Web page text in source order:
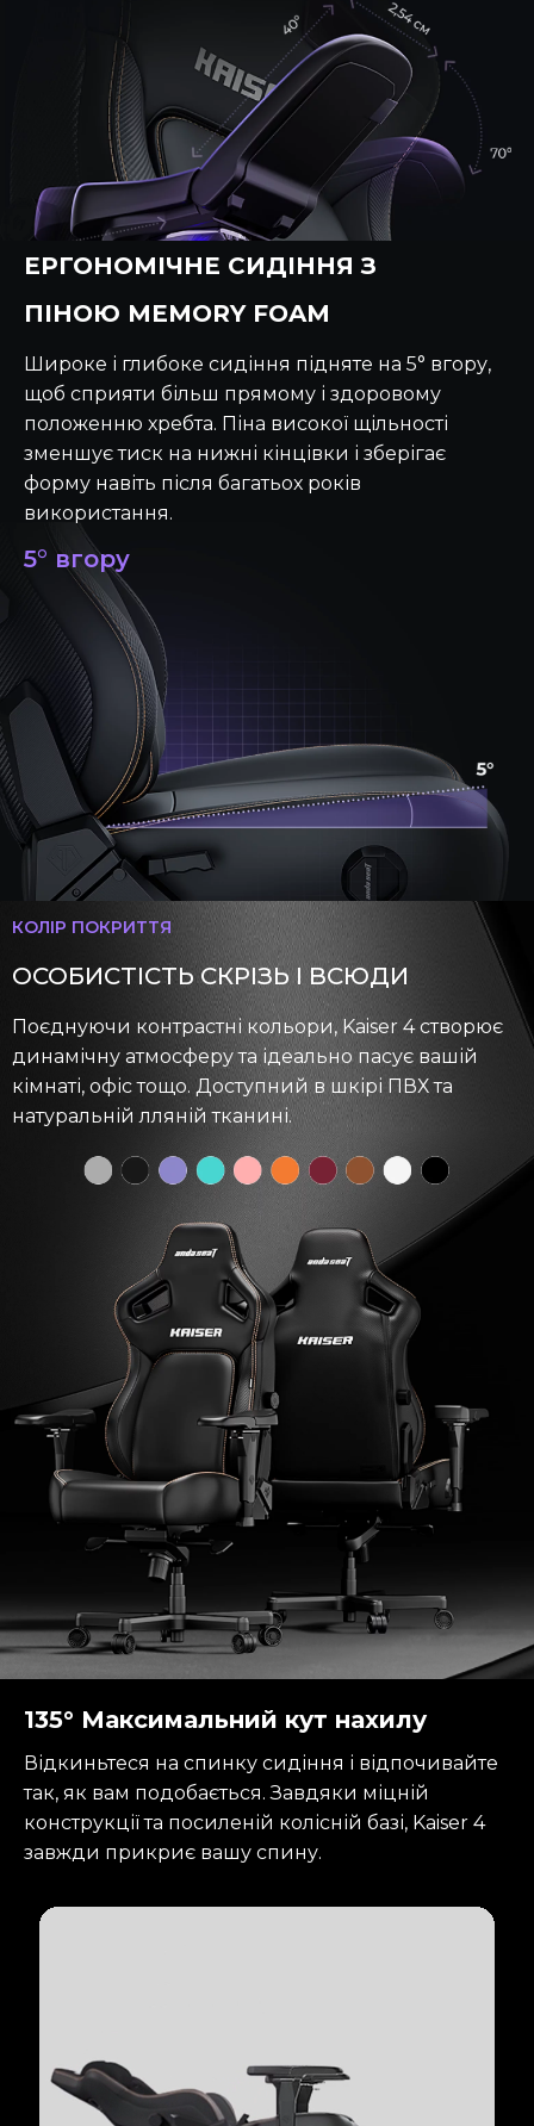
ЕРГОНОМІЧНЕ СИДІННЯ З
ПІНОЮ MEMORY FOAM
Широке і глибоке сидіння підняте на 5° вгору,
щоб сприяти більш прямому і здоровому
положенню хребта. Піна високої щільності
зменшує тиск на нижні кінцівки і зберігає
форму навіть після багатьох років
використання.
5° вгору
КОЛІР ПОКРИТТЯ
ОСОБИСТІСТЬ СКРІЗЬ І ВСЮДИ
Поєднуючи контрастні кольори, Kaiser 4 створює
динамічну атмосферу та ідеально пасує вашій
кімнаті, офіс тощо. Доступний в шкірі ПВХ та
натуральній лляній тканині.
135° Максимальний кут нахилу
Відкиньтеся на спинку сидіння і відпочивайте
так, як вам подобається. Завдяки міцній
конструкції та посиленій колісній базі, Kaiser 4
завжди прикриє вашу спину.